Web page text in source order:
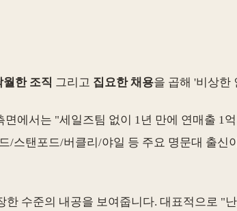
한 조직 그리고 집요한 채용을 곱해 '비상한
에서는 "세일즈팀 없이 1년 만에 연매출 1
스탠포드/버클리/야일 등 주요 명문대 출신
수준의 내공을 보여줍니다. 대표적으로 "